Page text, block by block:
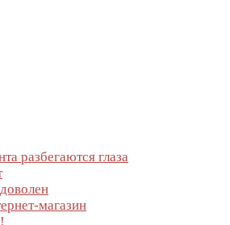
разбегаются глаза
магазин